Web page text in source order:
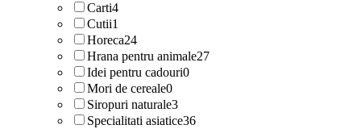
Carti4
Cutii1
Horeca24
Hrana pentru animale27
Idei pentru cadouri0
Mori de cereale0
Siropuri naturale3
Specialitati asiatice36